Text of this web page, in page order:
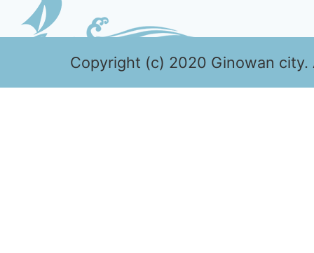
Copyright (c) 2020 Ginowan city.